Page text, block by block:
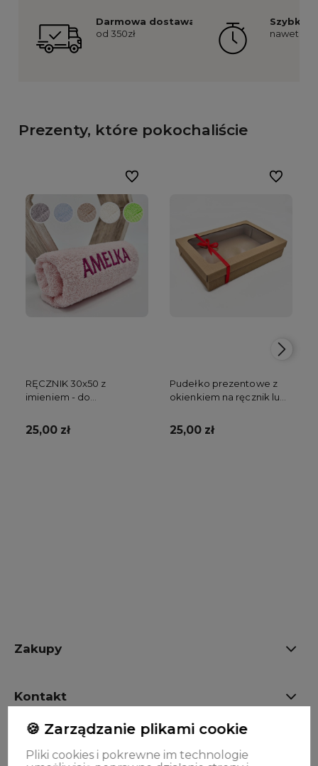
Darmowa dostawa
od 350zł
Szybka
nawet już
Prezenty, które pokochaliście
RĘCZNIK 30x50 z
imieniem - do
25,00 zł
Do ulubionych
Pudełko prezentowe z
okienkiem na ręcznik lub
25,00 zł
Do
Zakupy
Kontakt
🍪 Zarządzanie plikami cookie
Pliki cookies i pokrewne im technologie